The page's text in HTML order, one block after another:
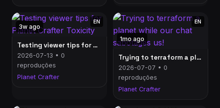
3w ago
EN
Testing viewer tips for Planet Crafter Toxicity
2026-07-13 • 0
reproduções
Planet Crafter
1mo ago
EN
Trying to terraform a planet while our chat sabotages us!
2026-07-07 • 0
reproduções
Planet Crafter